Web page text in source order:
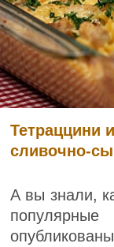
Тетраццини
сливочно-
А вы знали,